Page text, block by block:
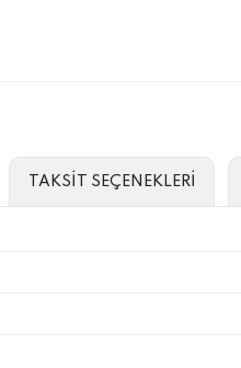
TAKSİT SEÇENEKLERİ